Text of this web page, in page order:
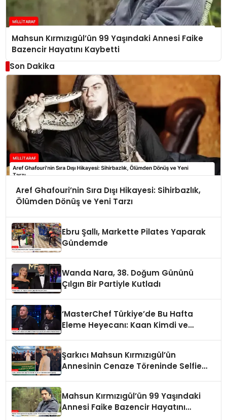
Mahsun Kırmızıgül’ün 99 Yaşındaki Annesi Faike
Bazencir Hayatını Kaybetti
Son Dakika
Aref Ghafouri’nin Sıra Dışı Hikayesi: Sihirbazlık,
Ölümden Dönüş ve Yeni Tarzı
Ebru Şallı, Markette Pilates Yaparak
Gündemde
Wanda Nara, 38. Doğum Gününü
Çılgın Bir Partiyle Kutladı
‘MasterChef Türkiye’de Bu Hafta
Eleme Heyecanı: Kaan Kimdi ve
Şarkıcı Mahsun Kırmızıgül’ün
Annesinin Cenaze Töreninde Selfie
Mahsun Kırmızıgül’ün 99 Yaşındaki
Annesi Faike Bazencir Hayatını